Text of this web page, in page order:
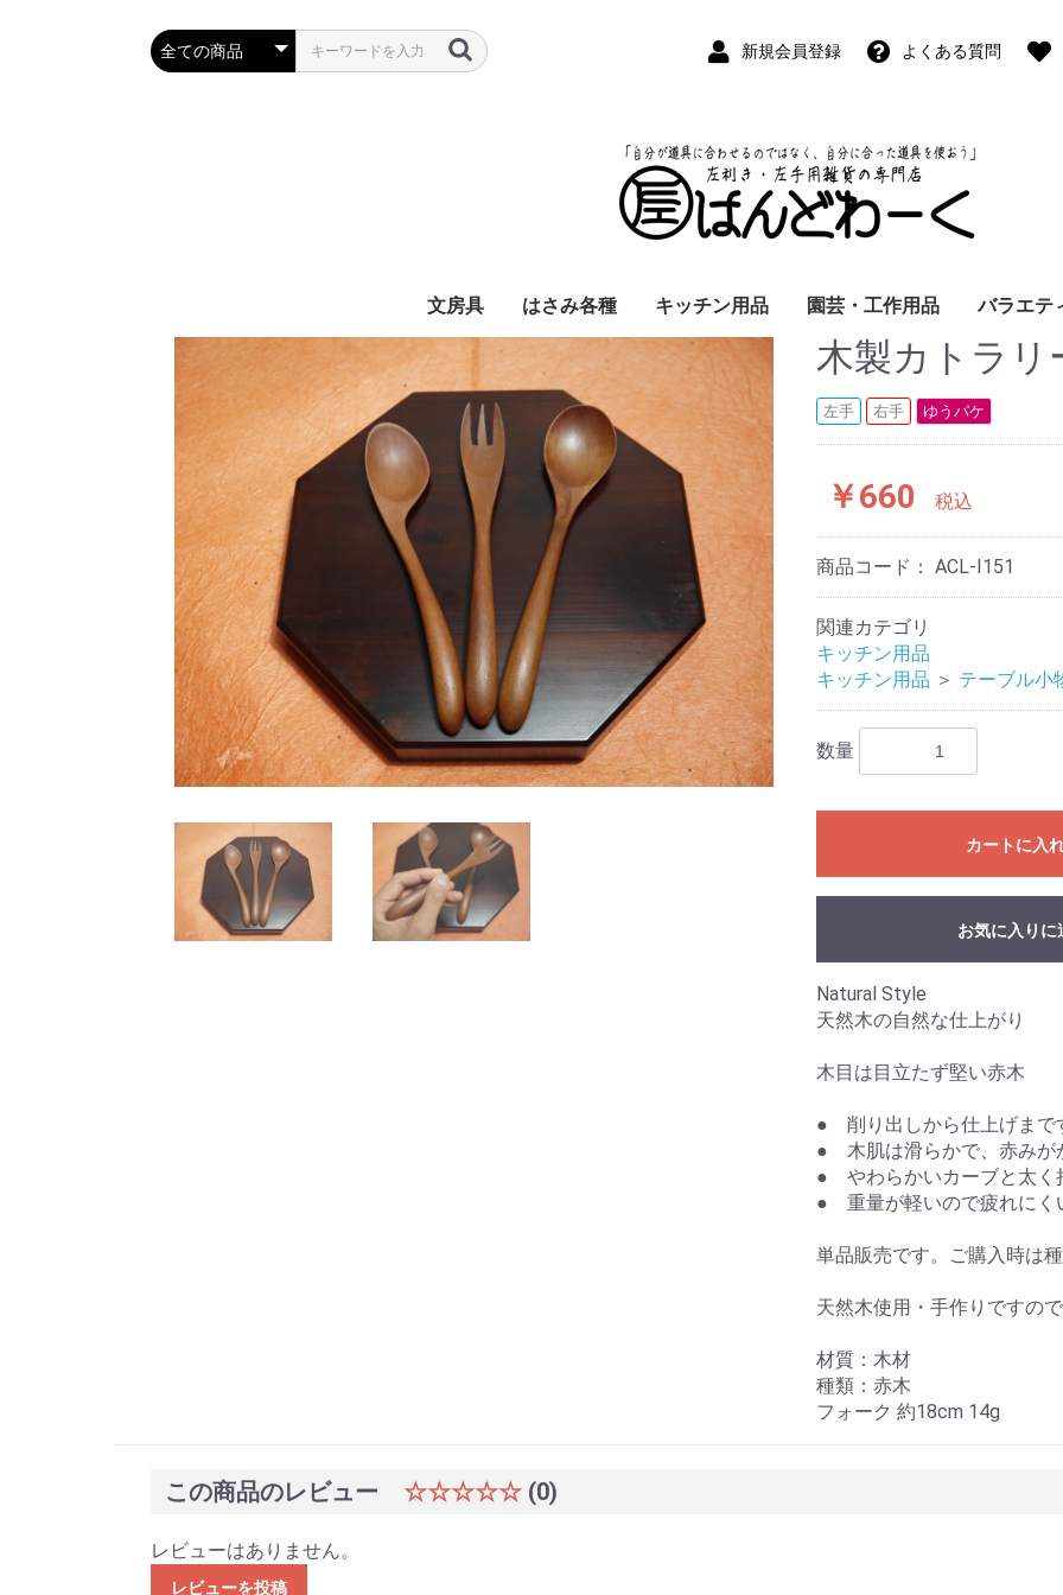
新規会員登録 よくある質問
文房具
万年筆・筆ペン
ボールペン
鉛筆・シャープペン
定規・コンパス
彫刻刀・小刀(切出刀)
事務用品
はさみ各種
学習はさみ
事務はさみ
和裁・洋裁はさみ
美容はさみ
その他・専門はさみ
キッチン用品
洋・和包丁
横手・後手急須
レードル
調理用具
テーブル小物
園芸・工作用品
草取鎌
園芸はさみ
メジャー・曲尺
カッター
工作用具・その他
バラエテ
Wallet(財
時計
デジタル
バラエテ
ファッシ
京扇子
書籍
木製カトラリ
左手 右手 ゆうパケ
￥660 税込
商品コード： ACL-I151
関連カテゴリ
キッチン用品
キッチン用品 ＞ テーブル小
数量
カートに入
お気に入りに
Natural Style
天然木の自然な仕上がり
木目は目立たず堅い赤木
● 削り出しから仕上げまで
● 木肌は滑らかで、赤みが
● やわらかいカーブと太く
● 重量が軽いので疲れにく
単品販売です。ご購入時は
天然木使用・手作りですの
材質：木材
種類：赤木
フォーク 約18cm 14g
この商品のレビュー ☆☆☆☆☆ (0)
レビューはありません。
レビューを投稿